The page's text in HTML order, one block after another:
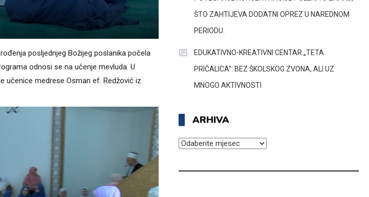
posljednjeg Božijeg poslanika počela
odnosi se na učenje mevluda. U
učenice medrese Osman ef. Redžović iz
ŠTO ZAHTIJEVA DODATNI OPREZ U NAREDNOM
PERIODU.
EDUKATIVNO-KREATIVNI CENTAR „TETA
PRIČALICA”: BEZ ŠKOLSKOG ZVONA, ALI UZ
MNOGO AKTIVNOSTI
ARHIVA
ARHIVA